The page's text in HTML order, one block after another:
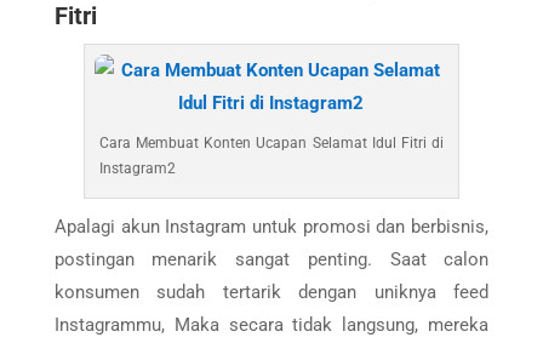
Fitri
Cara Membuat Konten Ucapan Selamat Idul Fitri di
Instagram2
Apalagi akun Instagram untuk promosi dan berbisnis,
postingan menarik sangat penting. Saat calon
konsumen sudah tertarik dengan uniknya feed
Instagrammu, Maka secara tidak langsung, mereka